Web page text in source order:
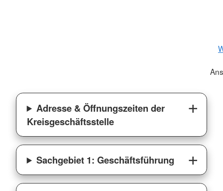
Adresse & Öffnungszeiten der
Kreisgeschäftsstelle
Sachgebiet 1: Geschäftsführung